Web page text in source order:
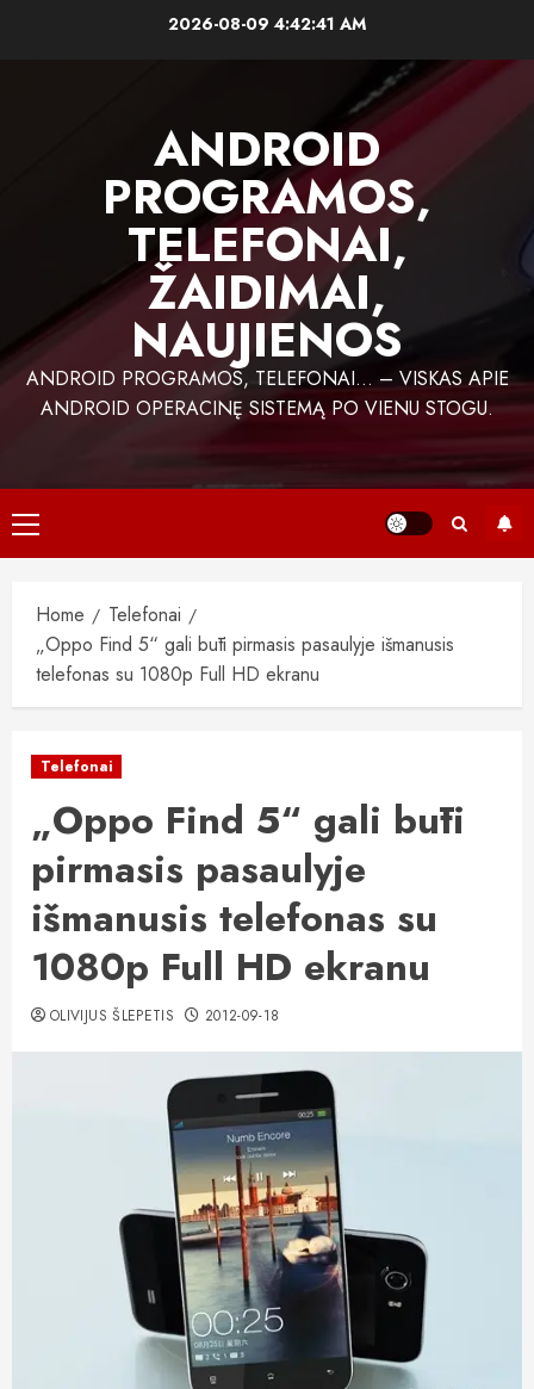
2026-08-09 4:42:42 AM
ANDROID
PROGRAMOS,
TELEFONAI,
ŽAIDIMAI,
NAUJIENOS
ANDROID PROGRAMOS, TELEFONAI… – VISKAS APIE
ANDROID OPERACINĘ SISTEMĄ PO VIENU STOGU.
Primary
Menu
Home
Telefonai
„Oppo Find 5“ gali būti pirmasis pasaulyje išmanusis
telefonas su 1080p Full HD ekranu
Telefonai
„Oppo Find 5“ gali būti
pirmasis pasaulyje
išmanusis telefonas su
1080p Full HD ekranu
OLIVIJUS ŠLEPETIS 2012-09-18